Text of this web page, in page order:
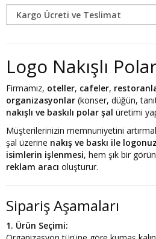
Logo Nakışlı
Firmamız, oteller, cafeler,
organizasyonlar (konser, düğün,
nakışlı ve baskılı polar şal üretimi
Müşterilerinizin memnuniyetini
şal üzerine nakış ve baskı ile
isimlerin işlenmesi, hem şık bir
reklam aracı oluşturur.
Sipariş Aşamaları
1. Ürün Seçimi: